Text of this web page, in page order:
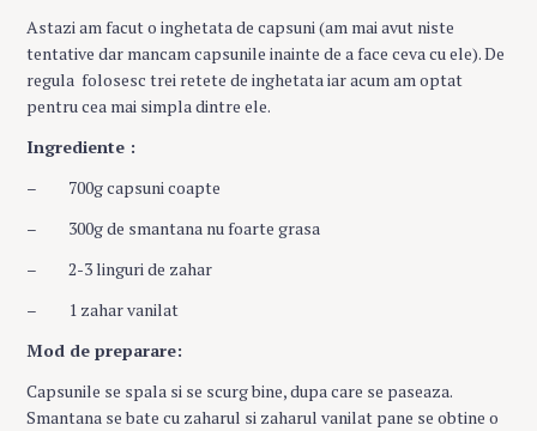
Astazi am facut o inghetata de capsuni (am mai avut niste
tentative dar mancam capsunile inainte de a face ceva cu ele). De
regula folosesc trei retete de inghetata iar acum am optat
pentru cea mai simpla dintre ele.
Ingrediente :
– 700g capsuni coapte
– 300g de smantana nu foarte grasa
– 2-3 linguri de zahar
– 1 zahar vanilat
Mod de preparare:
Capsunile se spala si se scurg bine, dupa care se paseaza.
Smantana se bate cu zaharul si zaharul vanilat pane se obtine o